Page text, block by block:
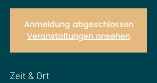
Anmeldung abgeschlossen
Veranstaltungen ansehen
Zeit & Ort